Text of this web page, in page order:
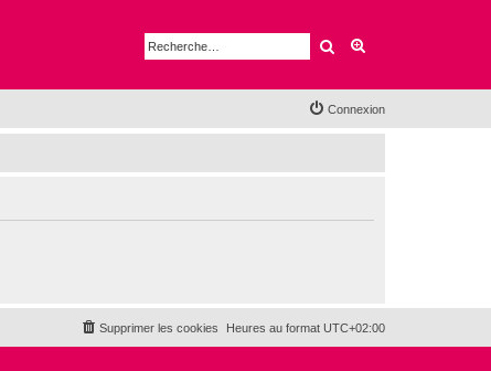
Rechercher
Connexion
Heures au format UTC+02:00
Supprimer les cookies